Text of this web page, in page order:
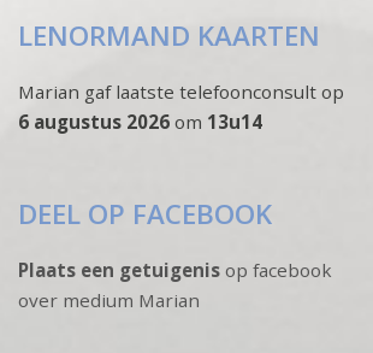
LENORMAND KAARTEN
Marian gaf laatste telefoonconsult op
6 augustus 2026 om 13u14
DEEL OP FACEBOOK
Plaats een getuigenis op facebook
over medium Marian